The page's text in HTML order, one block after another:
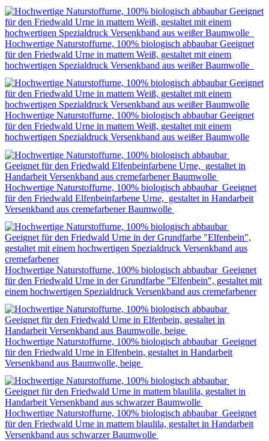
Hochwertige Naturstoffurne, 100% biologisch abbaubar Geeignet
für den Friedwald Urne in mattem Weiß, gestaltet mit einem
hochwertigen Spezialdruck Versenkband aus weißer Baumwolle
Hochwertige Naturstoffurne, 100% biologisch abbaubar Geeignet
für den Friedwald Urne in mattem Weiß, gestaltet mit einem
hochwertigen Spezialdruck Versenkband aus weißer Baumwolle
Hochwertige Naturstoffurne, 100% biologisch abbaubar Geeignet
für den Friedwald Elfenbeinfarbene Urne, gestaltet in Handarbeit
Versenkband aus cremefarbener Baumwolle
Hochwertige Naturstoffurne, 100% biologisch abbaubar Geeignet
für den Friedwald Urne in der Grundfarbe "Elfenbein", gestaltet mit
einem hochwertigen Spezialdruck Versenkband aus cremefarbener
Hochwertige Naturstoffurne, 100% biologisch abbaubar Geeignet
für den Friedwald Urne in Elfenbein, gestaltet in Handarbeit
Versenkband aus Baumwolle, beige
Hochwertige Naturstoffurne, 100% biologisch abbaubar Geeignet
für den Friedwald Urne in mattem blaulila, gestaltet in Handarbeit
Versenkband aus schwarzer Baumwolle